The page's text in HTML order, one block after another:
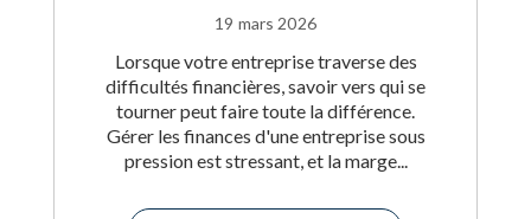
19 mars 2026
Lorsque votre entreprise traverse des
difficultés financières, savoir vers qui se
tourner peut faire toute la différence.
Gérer les finances d'une entreprise sous
pression est stressant, et la marge...